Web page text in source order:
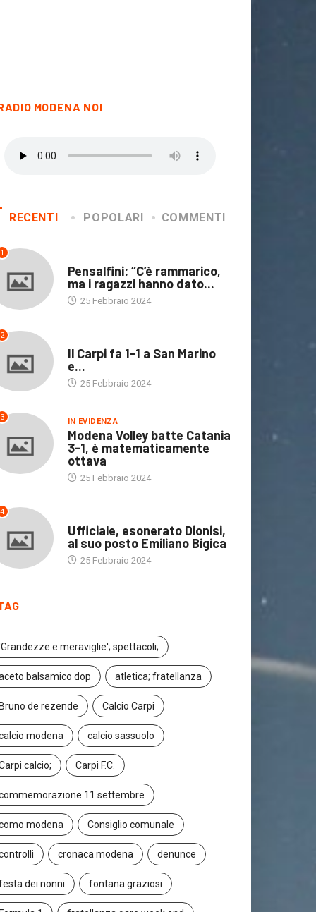
MODENA NOI
RECENTI POPOLARI COMMENTI
1
Pensalfini: “C’è rammarico,
ma i ragazzi hanno dato...
25 Febbraio 2024
2
Il Carpi fa 1-1 a San Marino
e...
25 Febbraio 2024
3 IN EVIDENZA
Modena Volley batte Catania
3-1, è matematicamente
ottava
25 Febbraio 2024
4
Ufficiale, esonerato Dionisi,
al suo posto Emiliano Bigica
25 Febbraio 2024
e meraviglie'; spettacoli;
balsamico dop atletica; fratellanza
Bruno de rezende Calcio Carpi
modena calcio sassuolo
calcio; Carpi F.C.
11 settembre
modena Consiglio comunale
cronaca modena denunce
dei nonni fontana graziosi